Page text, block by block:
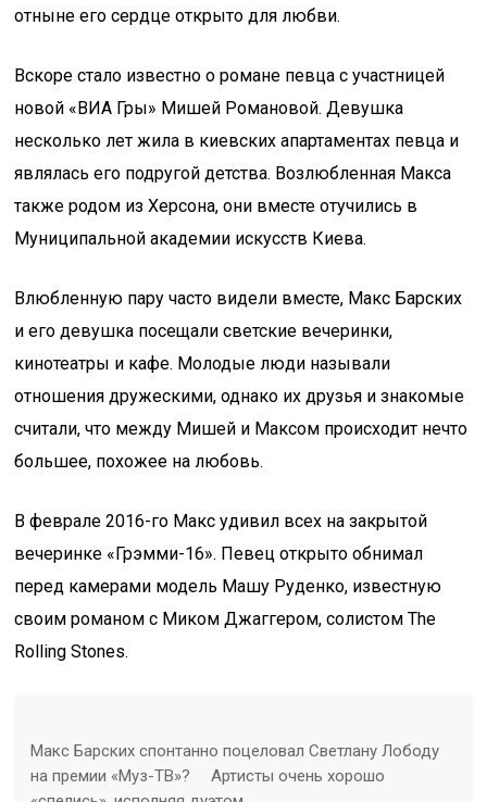
отныне его сердце открыто для любви.
Вскоре стало известно о романе певца с участницей
новой «ВИА Гры» Мишей Романовой. Девушка
несколько лет жила в киевских апартаментах певца и
являлась его подругой детства. Возлюбленная Макса
также родом из Херсона, они вместе отучились в
Муниципальной академии искусств Киева.
Влюбленную пару часто видели вместе, Макс Барских
и его девушка посещали светские вечеринки,
кинотеатры и кафе. Молодые люди называли
отношения дружескими, однако их друзья и знакомые
считали, что между Мишей и Максом происходит нечто
большее, похожее на любовь.
В феврале 2016-го Макс удивил всех на закрытой
вечеринке «Грэмми-16». Певец открыто обнимал
перед камерами модель Машу Руденко, известную
своим романом с Миком Джаггером, солистом The
Rolling Stones.
Макс Барских спонтанно поцеловал Светлану Лободу
на премии «Муз-ТВ»? ⠀ Артисты очень хорошо